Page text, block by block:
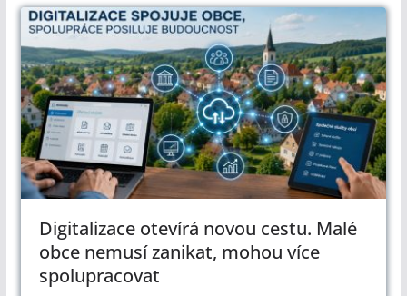
Digitalizace otevírá novou cestu. Malé
obce nemusí zanikat, mohou více
spolupracovat